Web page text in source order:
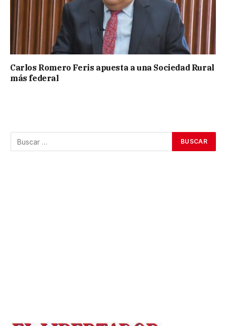
Carlos Romero Feris apuesta a una Sociedad Rural
más federal